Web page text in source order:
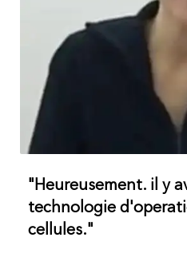
"Heureusement. il y
technologie
cellules."